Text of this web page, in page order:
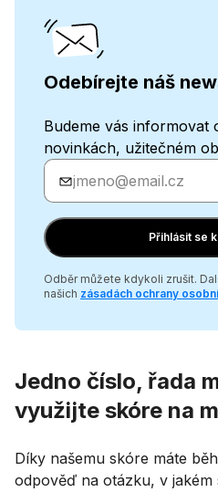
Odebírejte náš
Budeme vás informovat
novinkách, užitečném
Zadejte
svůj
e-
mail
Přihlásit se
Odběr můžete kdykoli zrušit.
našich zásadách ochrany
Jedno číslo, řada
využijte skóre na
Díky našemu skóre máte
odpověď na otázku, v